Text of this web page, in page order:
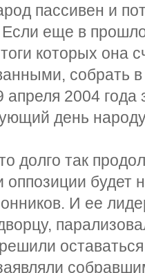
пассивен и
еще в
которых она
собрать
апреля 2004
день
долго так
оппозиции будет
И ее